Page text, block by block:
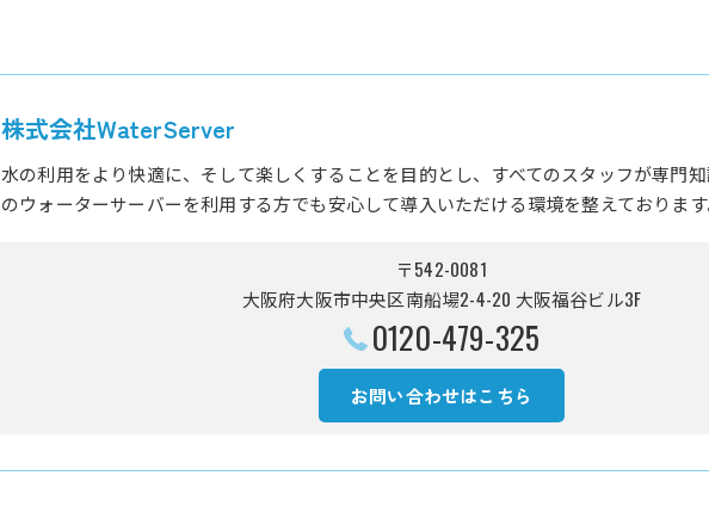
株式会社WaterServer
水の利用をより快適に、そして楽しくすることを目的とし、すべてのスタッフが専門
のウォーターサーバーを利用する方でも安心して導入いただける環境を整えておりま
〒542-0081
大阪府大阪市中央区南船場2-4-20 大阪福谷ビル3F
0120-479-325
お問い合わせはこちら